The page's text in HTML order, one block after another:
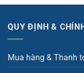
QUY ĐỊNH &
Mua hàng & Thanh